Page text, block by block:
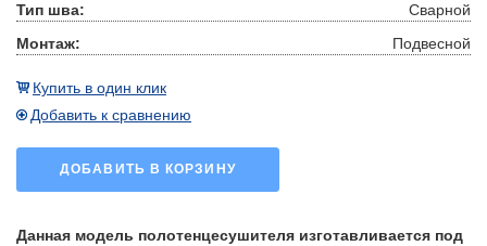
Тип шва:
Сварной
Монтаж:
Подвесной
Купить в один клик
Добавить к сравнению
ДОБАВИТЬ В КОРЗИНУ
Данная модель полотенцесушителя изготавливается под